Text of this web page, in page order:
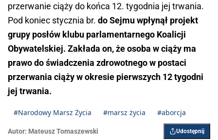
przerwanie ciąży do końca 12. tygodnia jej trwania.
Pod koniec stycznia br. do Sejmu wpłynął projekt
grupy posłów klubu parlamentarnego Koalicji
Obywatelskiej. Zakłada on, że osoba w ciąży ma
prawo do świadczenia zdrowotnego w postaci
przerwania ciąży w okresie pierwszych 12 tygodni
jej trwania.
#Narodowy Marsz Życia #marsz życia #aborcja
Autor: Mateusz Tomaszewski Udostępnij